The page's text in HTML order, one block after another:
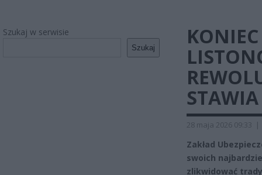
Szukaj w serwisie
Szukaj
28 maja 2026 09:33 |
Zakład
swoich
zlikwidować